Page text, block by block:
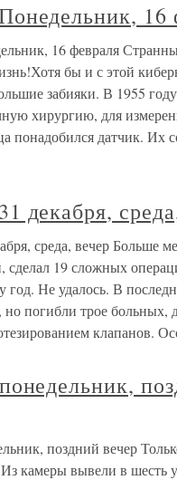
16
16 февраля
бы и с этой
забияки. В 1955
хирургию, для
понадобился датчик. Их
декабря,
среда, вечер Больше
сделал 19 сложных
год. Не удалось. В
но погибли трое больных,
клапанов.
поздний вечер
Из камеры вывели в шесть